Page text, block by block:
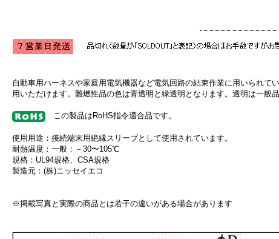
自動車用ハーネスや家庭用電気機器など電気回路の結束作業に用いられて
用いただけます。難燃性品の色は青透明と緑透明となります。透明は一般品
この製品はRoHS指令適合品です。
使用用途：接続端末用絶縁スリーブとして使用されています。
耐熱温度：一般：－30〜105℃
規格：UL94規格、CSA規格
製造元：(株)ニッセイエコ
※掲載写真と実際の商品とは若干の違いがある場合があります